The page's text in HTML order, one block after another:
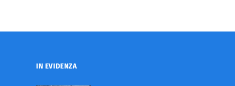
IN EVIDENZA